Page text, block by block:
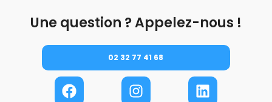
Une question ? Appelez-nous !
02 32 77 41 68